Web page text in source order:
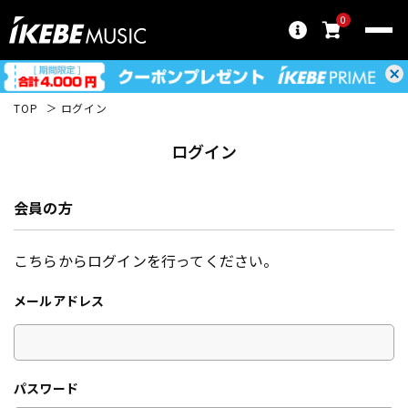
0
TOP ログイン
ログイン
会員の方
こちらからログインを行ってください。
メールアドレス
パスワード